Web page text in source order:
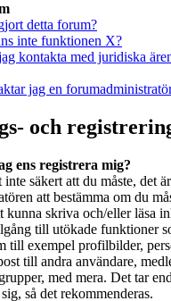
detta forum?
inte funktionen X?
kontakta med juridiska
jag en
och
ens registrera mig?
inte säkert att du måste, det
att bestämma om du
kunna skriva och/eller läsa
till utökade funktioner
till exempel profilbilder,
till andra användare,
med mera. Det tar
så det rekommenderas.